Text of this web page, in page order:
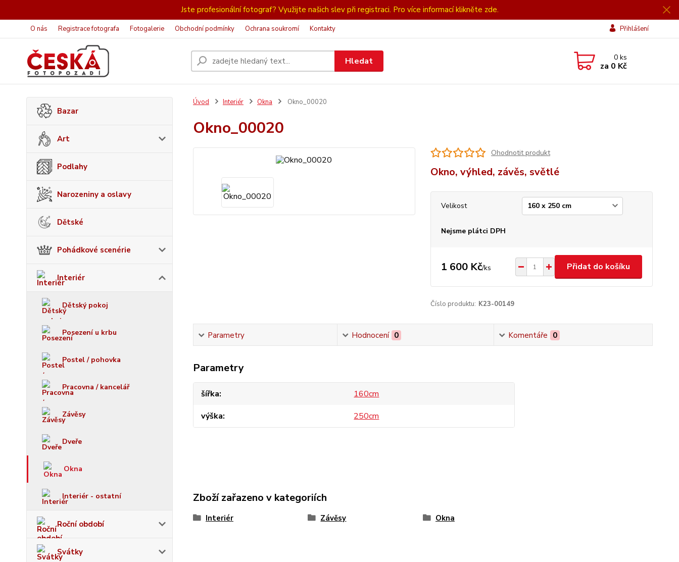
Jste profesionální fotograf? Využijte našich slev při registraci. Pro více informací klikněte zde.
O nás Registrace fotografa Fotogalerie Obchodní podmínky Ochrana soukromí Kontakty Přihlášení
Hledat 0ks
za 0 Kč
Bazar
Art
Podlahy
Narozeniny a oslavy
Dětské
Pohádkové scenérie
Interiér
Dětský pokoj
Posezení u krbu
Postel / pohovka
Pracovna / kancelář
Závěsy
Dveře
Okna
Interiér - ostatní
Roční období
Svátky
Úvod Interiér Okna Okno_00020
Okno_00020
Ohodnotit produkt
Okno, výhled, závěs, světlé
Velikost
Nejsme plátci DPH
1 600 Kč/ks Přidat do košíku
Číslo produktu: K23-00149
Parametry Hodnocení 0 Komentáře 0
Parametry
šířka
160cm
výška
250cm
Zboží zařazeno v kategoriích
Interiér Závěsy Okna